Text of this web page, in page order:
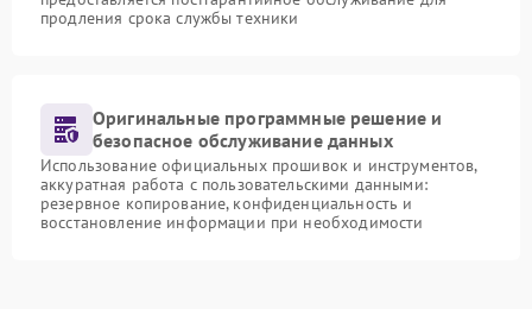
продления срока службы техники
Оригинальные программные решение и
безопасное обслуживание данных
Использование официальных прошивок и инструментов,
аккуратная работа с пользовательскими данными:
резервное копирование, конфиденциальность и
восстановление информации при необходимости